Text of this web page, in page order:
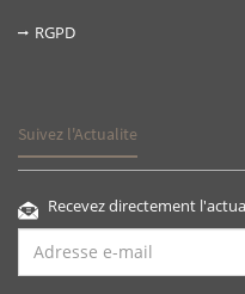
RGPD
Suivez l'Actualite
Recevez directement